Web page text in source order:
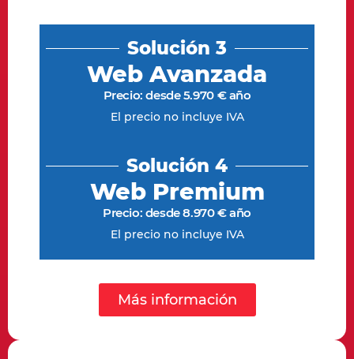
Solución 3
Web Avanzada
Precio: desde 5.970 € año
El precio no incluye IVA
Solución 4
Web Premium
Precio: desde 8.970 € año
El precio no incluye IVA
Más información